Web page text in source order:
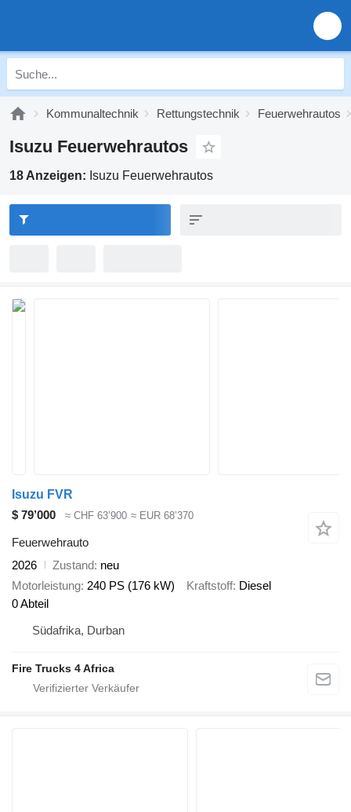
Kommunaltechnik Rettungstechnik Feuerwehrautos
Isuzu Feuerwehrautos
18 Anzeigen: Isuzu Feuerwehrautos
Isuzu FVR
$ 79’000
≈ CHF 63’900 ≈ EUR 68’370
Feuerwehrauto
2026
Zustand neu
Motorleistung 240 PS (176 kW) Kraftstoff Diesel
0 Abteil
Südafrika, Durban
Fire Trucks 4 Africa